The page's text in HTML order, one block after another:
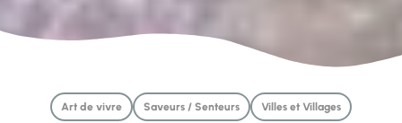
Art de vivre Saveurs / Senteurs Villes et Villages